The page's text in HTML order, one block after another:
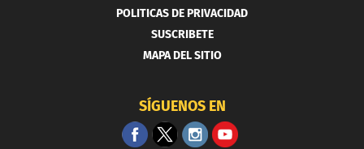
POLITICAS DE PRIVACIDAD
SUSCRIBETE
MAPA DEL SITIO
SÍGUENOS EN